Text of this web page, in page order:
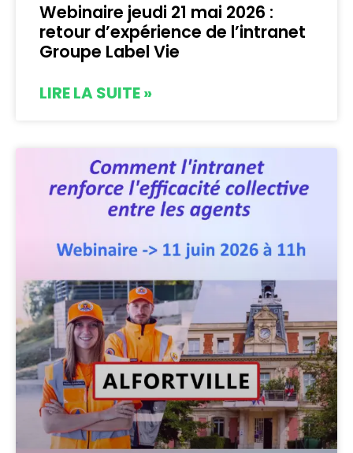
Webinaire jeudi 21 mai 2026 :
retour d’expérience de l’intranet
Groupe Label Vie
LIRE LA SUITE »